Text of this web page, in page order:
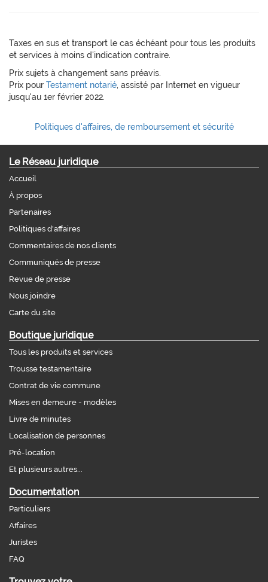
Taxes en sus et transport le cas échéant pour tous les produits
et services à moins d'indication contraire.
Prix sujets à changement sans préavis.
Prix pour Testament notarié, assisté par Internet en vigueur
jusqu'au 1er février 2022.
Politiques d'affaires, de remboursement et sécurité
Le Réseau juridique
Accueil
À propos
Partenaires
Politiques d'affaires
Commentaires de nos clients
Communiqués de presse
Revue de presse
Nous joindre
Carte du site
Boutique juridique
Tous les produits et services
Trousse testamentaire
Contrat de vie commune
Mises en demeure - modèles
Livre de minutes
Localisation de personnes
Pré-location
Et plusieurs autres...
Documentation
Particuliers
Affaires
Juristes
FAQ